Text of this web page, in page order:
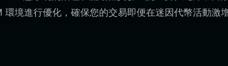
境進行優化，確保您的交易即便在迷因代幣活動激